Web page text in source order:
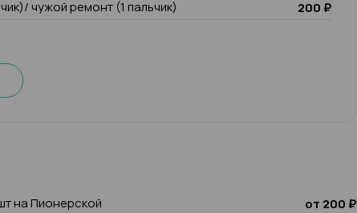
чужой ремонт (1 пальчик)
200 ₽
на Пионерской
от 200 ₽